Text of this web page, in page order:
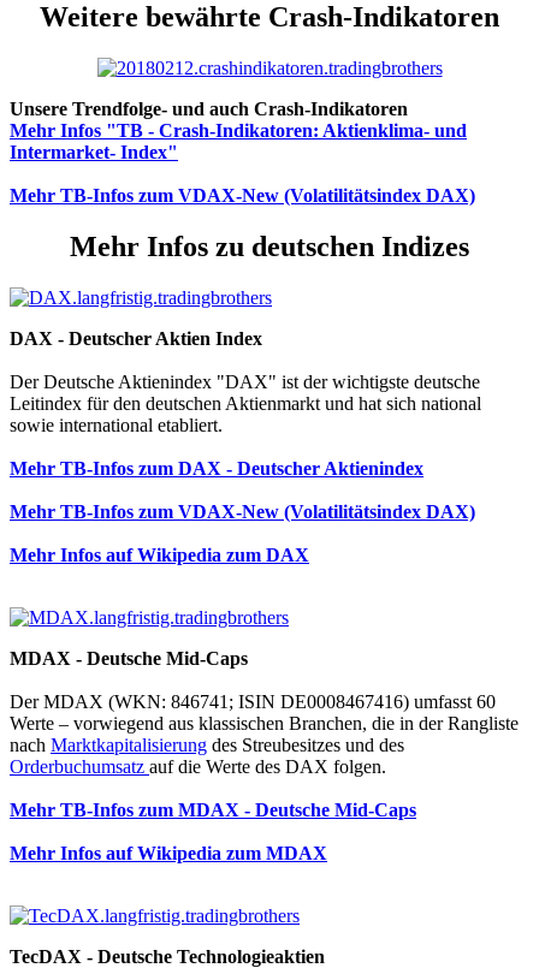
Weitere bewährte Crash-Indikatoren
Unsere Trendfolge- und auch Crash-Indikatoren
Mehr Infos "TB - Crash-Indikatoren: Aktienklima- und
Intermarket- Index"
Mehr TB-Infos zum VDAX-New (Volatilitätsindex DAX)
Mehr Infos zu deutschen Indizes
DAX - Deutscher Aktien Index
Der Deutsche Aktienindex "DAX" ist der wichtigste deutsche
Leitindex für den deutschen Aktienmarkt und hat sich national
sowie international etabliert.
Mehr TB-Infos zum DAX - Deutscher Aktienindex
Mehr TB-Infos zum VDAX-New (Volatilitätsindex DAX)
Mehr Infos auf Wikipedia zum DAX
MDAX - Deutsche Mid-Caps
Der MDAX (WKN: 846741; ISIN DE0008467416) umfasst 60
Werte – vorwiegend aus klassischen Branchen, die in der Rangliste
nach Marktkapitalisierung des Streubesitzes und des
Orderbuchumsatz auf die Werte des DAX folgen.
Mehr TB-Infos zum MDAX - Deutsche Mid-Caps
Mehr Infos auf Wikipedia zum MDAX
TecDAX - Deutsche Technologieaktien